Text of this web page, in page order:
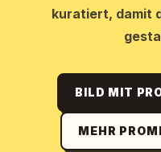
kuratiert, damit
BILD MIT
MEHR